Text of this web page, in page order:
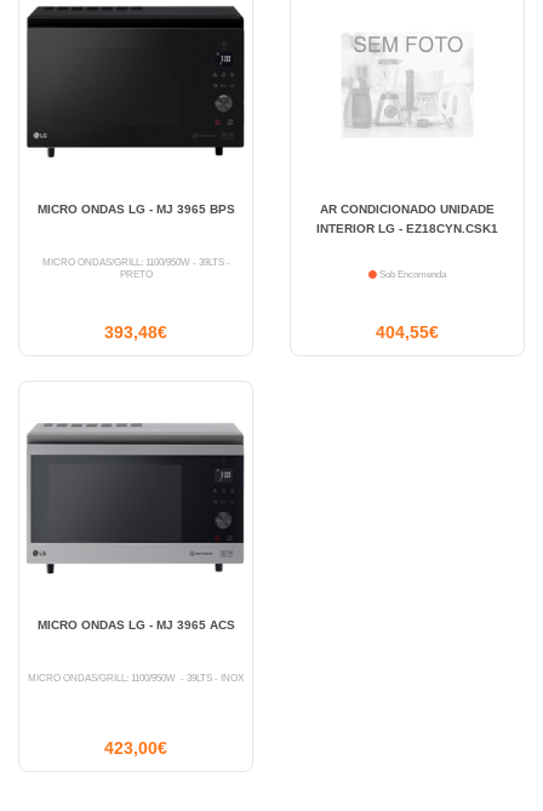
MICRO ONDAS LG - MJ 3965 BPS
MICRO ONDAS/GRILL: 1100/950W - 39LTS -
PRETO
393,48€
AR CONDICIONADO UNIDADE
INTERIOR LG - EZ18CYN.CSK1
Sob Encomenda
404,55€
MICRO ONDAS LG - MJ 3965 ACS
MICRO ONDAS/GRILL: 1100/950W - 39LTS - INOX
423,00€